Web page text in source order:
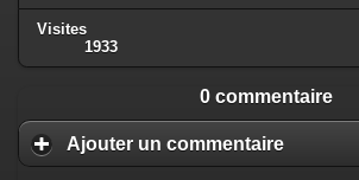
Visites
1933
0 commentaire
Ajouter un commentaire